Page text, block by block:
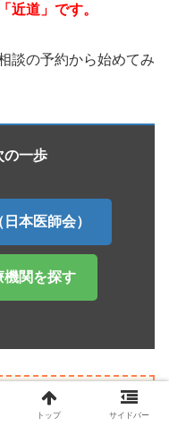
近道」です。
談の予約から始めてみ
の一歩
本医師会）
機関を探す
】
トップ サイドバー